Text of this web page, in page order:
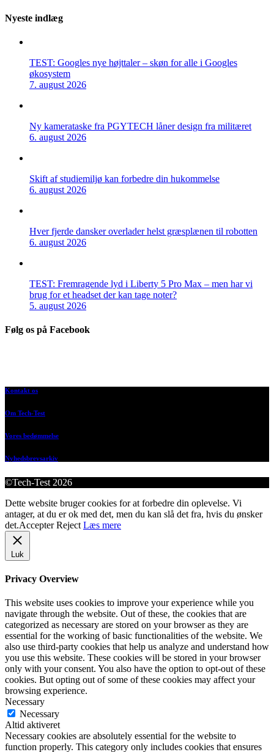
Nyeste indlæg
TEST: Googles nye højttaler – skøn for alle i Googles
økosystem
7. august 2026
Ny kamerataske fra PGYTECH låner design fra militæret
6. august 2026
Skift af studiemiljø kan forbedre din hukommelse
6. august 2026
Hver fjerde dansker overlader helst græsplænen til robotten
6. august 2026
TEST: Fremragende lyd i Liberty 5 Pro Max – men har vi
brug for et headset der kan tage noter?
5. august 2026
Følg os på Facebook
Kontakt os
Om Tech-Test
Vores bedømmelse
Nyhedsbrevsarkiv
©Tech-Test 2026
Dette website bruger cookies for at forbedre din oplevelse. Vi
antager, at du er ok med det, men du kan slå det fra, hvis du ønsker
det.Accepter Reject Læs mere
Luk
Privacy Overview
This website uses cookies to improve your experience while you
navigate through the website. Out of these, the cookies that are
categorized as necessary are stored on your browser as they are
essential for the working of basic functionalities of the website. We
also use third-party cookies that help us analyze and understand how
you use this website. These cookies will be stored in your browser
only with your consent. You also have the option to opt-out of these
cookies. But opting out of some of these cookies may affect your
browsing experience.
Necessary
Necessary
Altid aktiveret
Necessary cookies are absolutely essential for the website to
function properly. This category only includes cookies that ensures